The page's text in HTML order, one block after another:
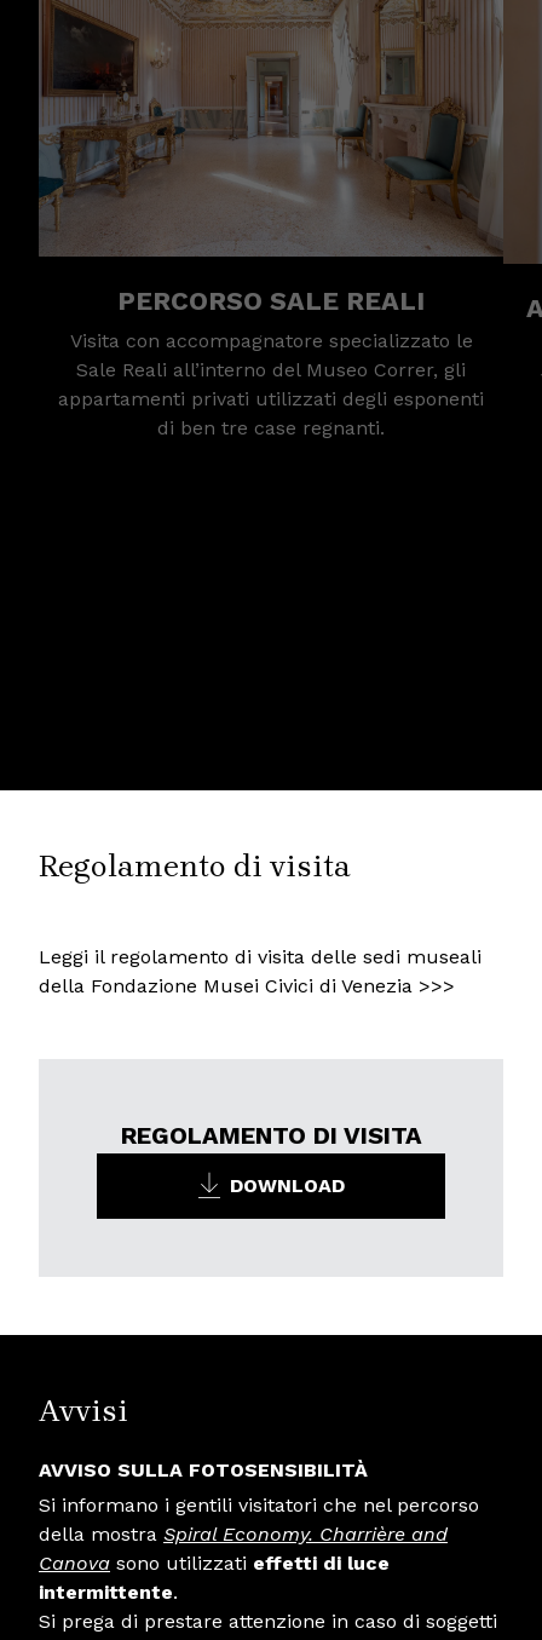
PERCORSO SALE REALI
Visita con accompagnatore specializzato le
Sale Reali all’interno del Museo Correr, gli
appartamenti privati utilizzati degli esponenti
di ben tre case regnanti.
Regolamento di visita
Leggi il regolamento di visita delle sedi museali
della Fondazione Musei Civici di Venezia >>>
REGOLAMENTO DI VISITA
DOWNLOAD
Avvisi
AVVISO SULLA FOTOSENSIBILITÀ
Si informano i gentili visitatori che nel percorso
della mostra Spiral Economy. Charrière and
Canova sono utilizzati effetti di luce
intermittente.
Si prega di prestare attenzione in caso di soggetti